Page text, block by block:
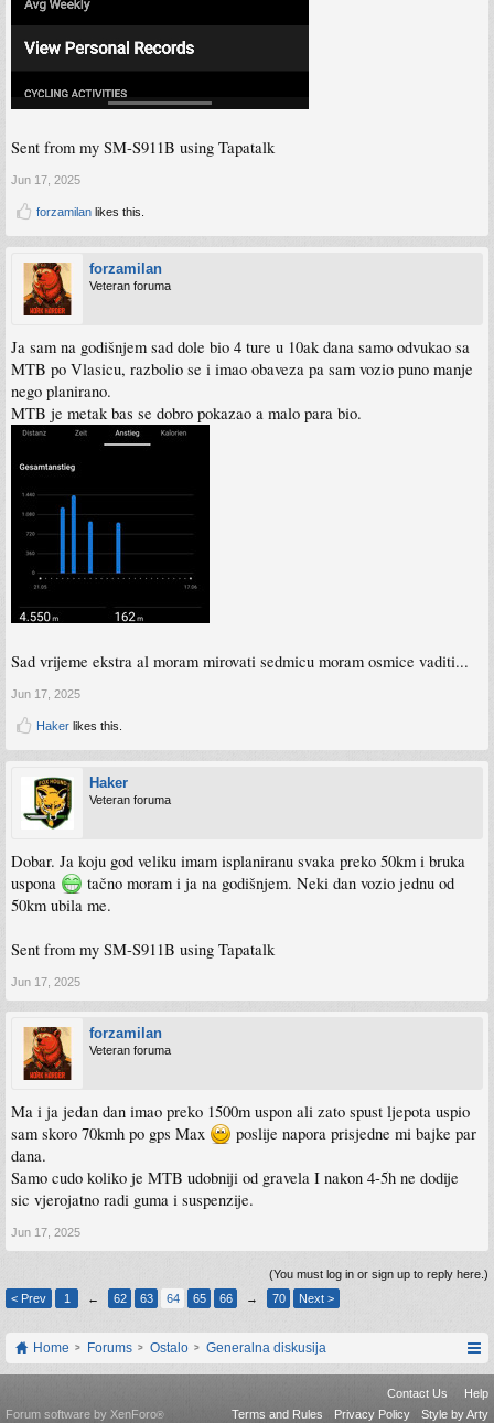
Sent from my SM-S911B using Tapatalk
Jun 17, 2025
forzamilan likes this.
forzamilan
Veteran foruma
Ja sam na godišnjem sad dole bio 4 ture u 10ak dana samo odvukao sa
MTB po Vlasicu, razbolio se i imao obaveza pa sam vozio puno manje
nego planirano.
MTB je metak bas se dobro pokazao a malo para bio.
Sad vrijeme ekstra al moram mirovati sedmicu moram osmice vaditi...
Jun 17, 2025
Haker likes this.
Haker
Veteran foruma
Dobar. Ja koju god veliku imam isplaniranu svaka preko 50km i bruka
uspona
tačno moram i ja na godišnjem. Neki dan vozio jednu od
50km ubila me.
Sent from my SM-S911B using Tapatalk
Jun 17, 2025
forzamilan
Veteran foruma
Ma i ja jedan dan imao preko 1500m uspon ali zato spust ljepota uspio
sam skoro 70kmh po gps Max
poslije napora prisjedne mi bajke par
dana.
Samo cudo koliko je MTB udobniji od gravela I nakon 4-5h ne dodije
sic vjerojatno radi guma i suspenzije.
Jun 17, 2025
(You must log in or sign up to reply here.)
< Prev
1 ← 62 63 64 65 66 → 70 Next >
Home Forums Ostalo Generalna diskusija
Contact Us
Help
Terms and Rules
Privacy Policy Style by Arty
Forum software by XenForo®